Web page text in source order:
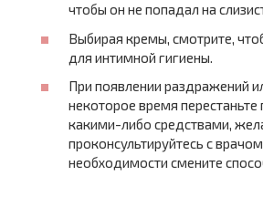
чтобы он не попадал на
Выбирая кремы, смотрите,
для интимной гигиены.
При появлении раздражений
некоторое время перестаньте
какими-либо средствами,
проконсультируйтесь с
необходимости смените